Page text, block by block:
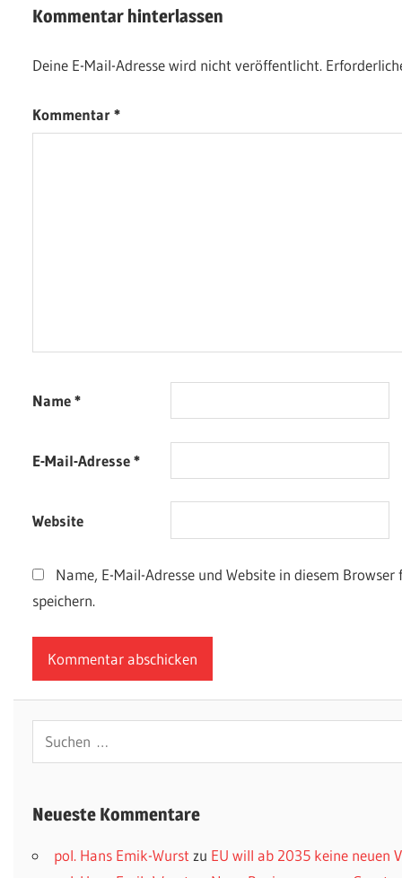
Kommentar hinterlassen
Deine E-Mail-Adresse wird nicht veröffentlicht.
Kommentar*
Name*
E-Mail-Adresse*
Website
Name, E-Mail-Adresse und Website in diesem
speichern.
Suchen
nach:
Neueste Kommentare
pol. Hans Emik-Wurst zu EU will ab 2035 keine neuen